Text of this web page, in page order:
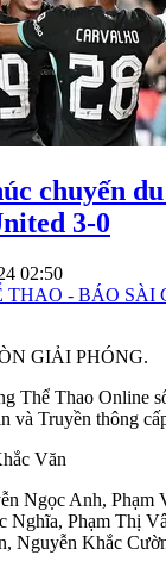
chuyến
3-0
02:50
THAO - BÁO SÀI
GIẢI PHÓNG.
Thể Thao Online
và Truyền thông
Văn
Ngọc Anh, Phạm
Nghĩa, Phạm Thị
, Nguyễn Khắc